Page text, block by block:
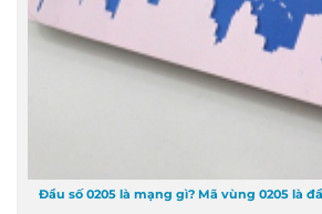
Đầu số 0205 là mạng gì? Mã vùng 0205 là